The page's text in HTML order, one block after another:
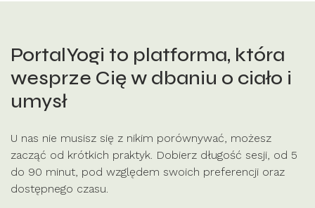
PortalYogi to platforma, która
wesprze Cię w dbaniu o ciało i
umysł
U nas nie musisz się z nikim porównywać, możesz
zacząć od krótkich praktyk. Dobierz długość sesji, od 5
do 90 minut, pod względem swoich preferencji oraz
dostępnego czasu.